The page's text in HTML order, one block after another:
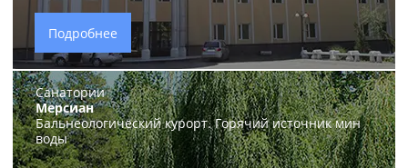
Подробнее
Санатории
Мерсиан
Бальнеологический курорт. Горячий источник мин
воды